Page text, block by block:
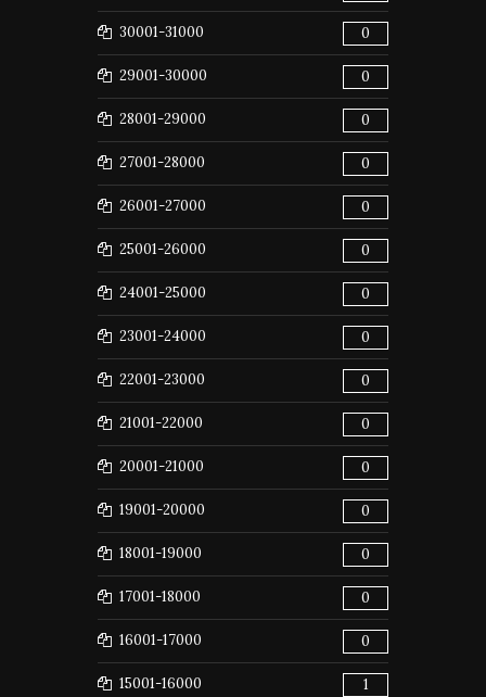
30001-31000 0
29001-30000 0
28001-29000 0
27001-28000 0
26001-27000 0
25001-26000 0
24001-25000 0
23001-24000 0
22001-23000 0
21001-22000 0
20001-21000 0
19001-20000 0
18001-19000 0
17001-18000 0
16001-17000 0
15001-16000 1